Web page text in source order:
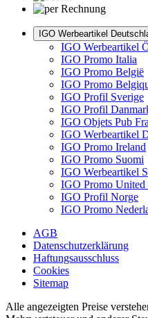
IGO Werbeartikel
IGO Werbeartikel
IGO Promo Italia
IGO Promo België
IGO Promo
IGO Profil Sverige
IGO Profil
IGO Objets Pub
IGO Werbeartikel
IGO Promo Ireland
IGO Promo Suomi
IGO Werbeartikel
IGO Promo
IGO Profil Norge
IGO Promo
AGB
Datenschutzerklärung
Haftungsausschluss
Cookies
Sitemap
Alle angezeigten Preise